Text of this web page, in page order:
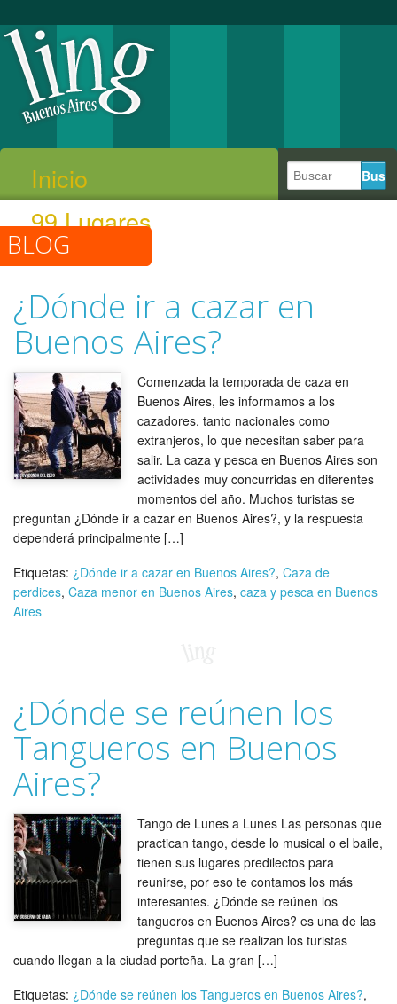
Inicio
99 Lugares
BLOG
¿Dónde ir a cazar en
Buenos Aires?
Comenzada la temporada de caza en
Buenos Aires, les informamos a los
cazadores, tanto nacionales como
extranjeros, lo que necesitan saber para
salir. La caza y pesca en Buenos Aires son
actividades muy concurridas en diferentes
momentos del año. Muchos turistas se
preguntan ¿Dónde ir a cazar en Buenos Aires?, y la respuesta
dependerá principalmente […]
Etiquetas: ¿Dónde ir a cazar en Buenos Aires?, Caza de
perdices, Caza menor en Buenos Aires, caza y pesca en Buenos
Aires
¿Dónde se reúnen los
Tangueros en Buenos
Aires?
Tango de Lunes a Lunes Las personas que
practican tango, desde lo musical o el baile,
tienen sus lugares predilectos para
reunirse, por eso te contamos los más
interesantes. ¿Dónde se reúnen los
tangueros en Buenos Aires? es una de las
preguntas que se realizan los turistas
cuando llegan a la ciudad porteña. La gran […]
Etiquetas: ¿Dónde se reúnen los Tangueros en Buenos Aires?,